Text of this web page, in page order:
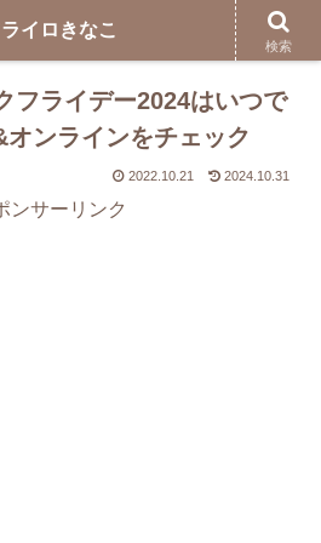
フライデー2024はいつで
ンラインをチェック
2022.10.21 2024.10.31
ンサーリンク
イロきなこ
検索